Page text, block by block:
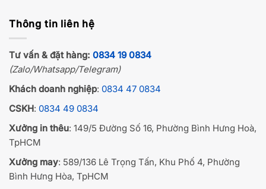
Thông tin liên hệ
Tư vấn & đặt hàng: 0834 19 0834
(Zalo/Whatsapp/Telegram)
Khách doanh nghiệp: 0834 47 0834
CSKH: 0834 49 0834
Xưởng in thêu: 149/5 Đường Số 16, Phường Bình Hưng Hoà,
TpHCM
Xưởng may: 589/136 Lê Trọng Tấn, Khu Phố 4, Phường
Bình Hưng Hòa, TpHCM